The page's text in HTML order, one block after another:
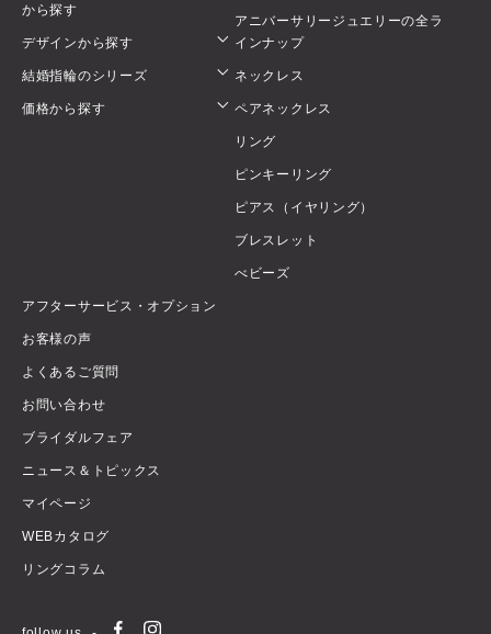
から探す
デザインから探す
結婚指輪のシリーズ
価格から探す
アニバーサリージュエリーの全ラ
インナップ
ネックレス
ペアネックレス
リング
ピンキーリング
ピアス（イヤリング）
ブレスレット
べビーズ
アフターサービス・オプション
お客様の声
よくあるご質問
お問い合わせ
ブライダルフェア
ニュース＆トピックス
マイページ
WEBカタログ
リングコラム